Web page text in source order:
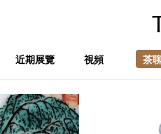
近期展覽 視頻 茶